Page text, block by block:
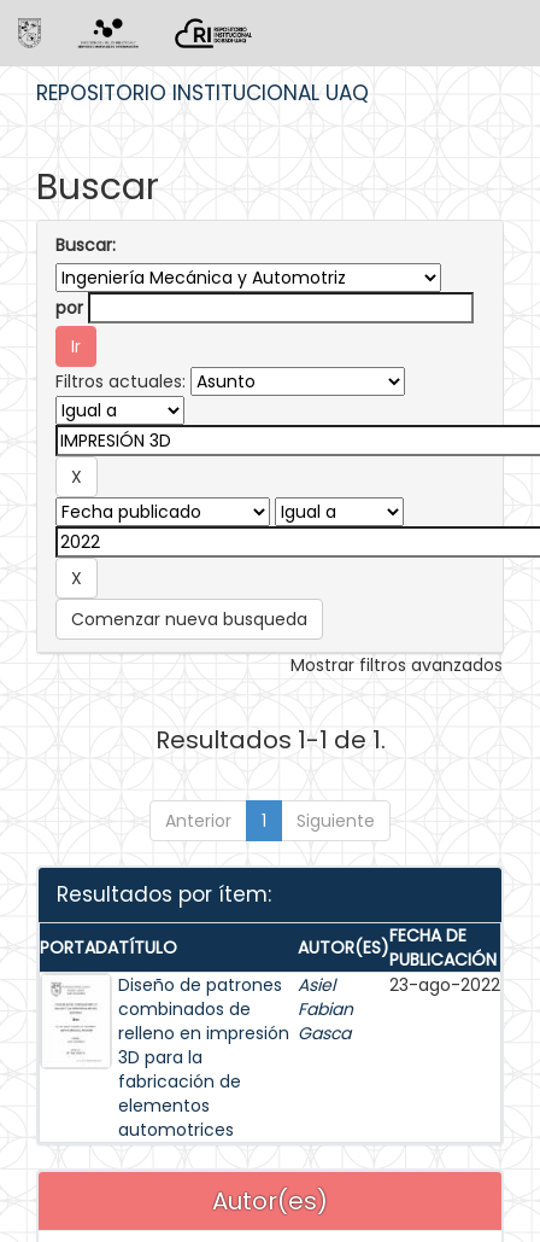
REPOSITORIO INSTITUCIONAL UAQ
Buscar
Buscar:
por
Filtros actuales:
Comenzar nueva busqueda
Mostrar filtros avanzados
Resultados 1-1 de 1.
Anterior 1 Siguiente
Resultados por ítem:
PORTADATÍTULO AUTOR(ES)FECHA DE
PUBLICACIÓN
Diseño de patrones
combinados de
relleno en impresión
3D para la
fabricación de
elementos
automotrices
Asiel
Fabian
Gasca
23-ago-2022
Autor(es)